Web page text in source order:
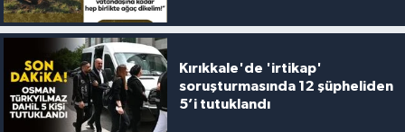
Kırıkkale'de 'irtikap'
soruşturmasında 12 şüpheliden
5’i tutuklandı